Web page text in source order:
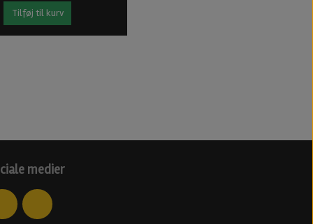
Tilføj til kurv
medier